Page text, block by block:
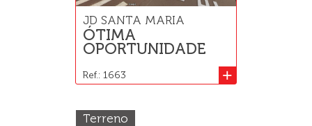
JD SANTA MARIA
ÓTIMA
OPORTUNIDADE
+
Ref.: 1663
Terreno